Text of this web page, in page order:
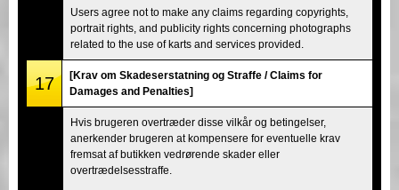
Users agree not to make any claims regarding copyrights,
portrait rights, and publicity rights concerning photographs
related to the use of karts and services provided.
17
[Krav om Skadeserstatning og Straffe / Claims for
Damages and Penalties]
Hvis brugeren overtræder disse vilkår og betingelser,
anerkender brugeren at kompensere for eventuelle krav
fremsat af butikken vedrørende skader eller
overtrædelsesstraffe.